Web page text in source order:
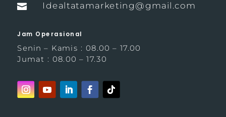
 Idealtatamarketing@gmail.com
Jam Operasional
Senin – Kamis : 08.00 – 17.00
Jumat : 08.00 – 17.30